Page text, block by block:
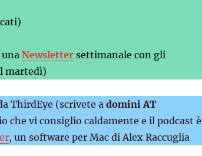
Newslettersettimanale con gli
martedì)
ThirdEye (scrivete a domini AT
che vi consiglio caldamente e il podcast è
, un software per Mac di Alex Raccuglia